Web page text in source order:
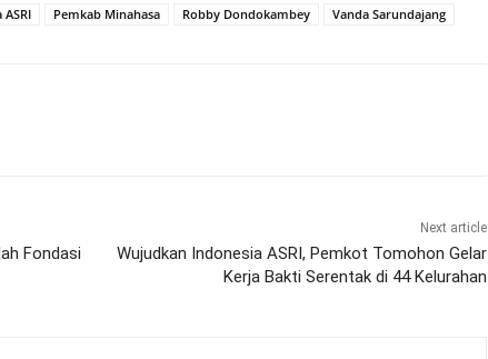
Pemkab Minahasa Robby Dondokambey Vanda Sarundajang
Fondasi
Next article
Wujudkan Indonesia ASRI, Pemkot Tomohon Gelar
Kerja Bakti Serentak di 44 Kelurahan